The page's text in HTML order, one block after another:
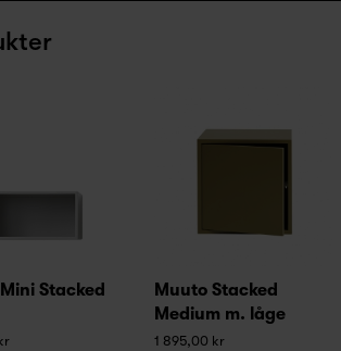
Stacked
Muuto Stacked
Medium m. låge
1 895,00 kr